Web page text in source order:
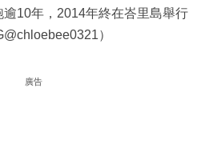
10年，2014年終在峇里島舉行
）
廣告